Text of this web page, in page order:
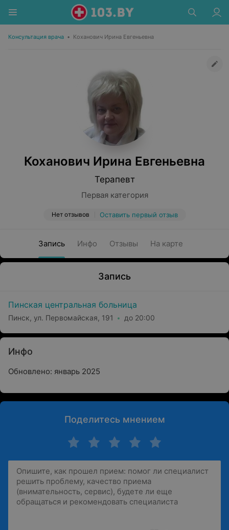
Консультация врача • Коханович Ирина Евгеньевна
Коханович Ирина Евгеньевна
Терапевт
Первая категория
Нет отзывов Оставить первый отзыв
Запись Инфо Отзывы На карте
Запись
Пинская центральная больница
Пинск, ул. Первомайская, 191 до 20:00
Инфо
Обновлено: январь 2025
Поделитесь мнением